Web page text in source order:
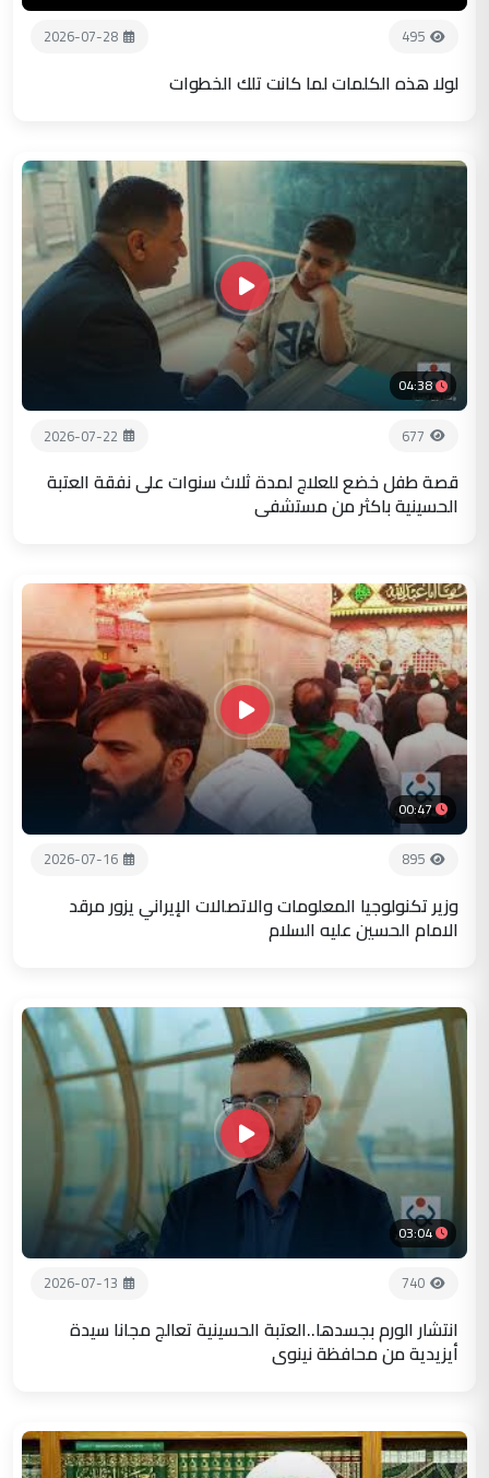
495
2026-07-28
لولا هذه الكلمات لما كانت تلك الخطوات
04:38
677
2026-07-22
قصة طفل خضع للعلاج لمدة ثلاث سنوات على نفقة العتبة
الحسينية باكثر من مستشفى
00:47
895
2026-07-16
وزير تكنولوجيا المعلومات والاتصالات الإيراني يزور مرقد
الامام الحسين عليه السلام
03:04
740
2026-07-13
انتشار الورم بجسدها..العتبة الحسينية تعالج مجانا سيدة
أيزيدية من محافظة نينوى